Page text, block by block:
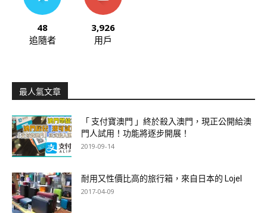
48
追隨者
3,926
用戶
最人氣文章
「 支付寶澳門 」終於殺入澳門，現正公開給澳
門人試用！功能將逐步開展！
2019-09-14
耐用又性價比高的旅行箱，來自日本的 Lojel
2017-04-09